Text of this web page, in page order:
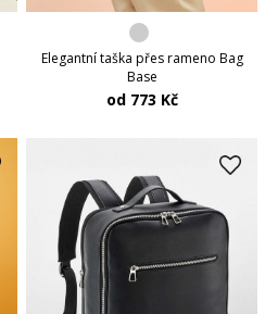
Elegantní taška přes rameno Bag
Base
od 773 Kč